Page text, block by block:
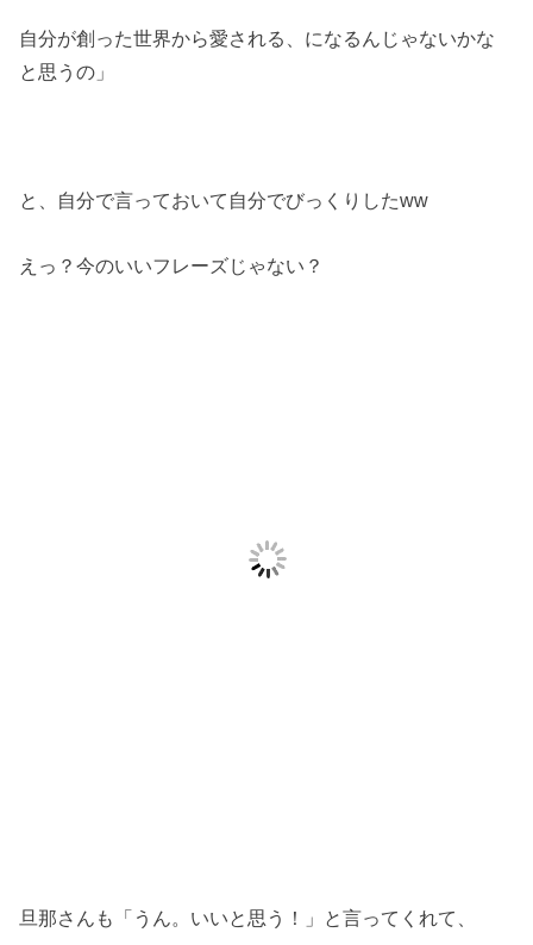
自分が創った世界から愛される、になるんじゃないかな
と思うの」
と、自分で言っておいて自分でびっくりしたww
えっ？今のいいフレーズじゃない？
旦那さんも「うん。いいと思う！」と言ってくれて、